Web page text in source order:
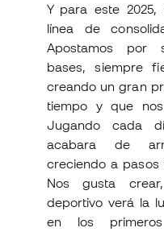
Y para este
línea de
Apostamos por
bases, siempre
creando un gran
tiempo y que
Jugando cada
acabara de
creciendo a pasos
Nos gusta
deportivo verá la
en los